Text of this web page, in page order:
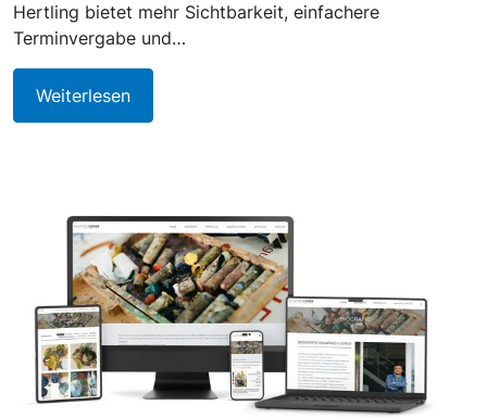
Hertling bietet mehr Sichtbarkeit, einfachere
Terminvergabe und…
Weiterlesen